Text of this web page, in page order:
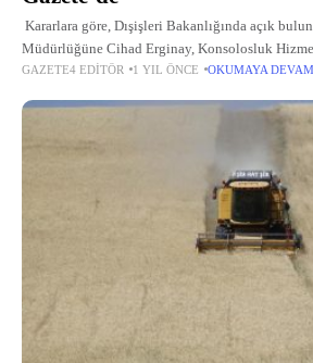
Kararlara göre, Dışişleri Bakanlığında açık
Müdürlüğüne Cihad Erginay, Konsolosluk
Yaşayan Vatandaşlar Genel Müdürlüğüne Enerji,
GAZETE4 EDITÖR 1 YIL ÖNCE OKUMAYA